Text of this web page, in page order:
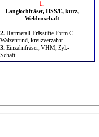
1.
Langlochfräser, HSS/E, kurz,
Weldonschaft
2. Hartmetall-Frässtifte Form C
Walzenrund, kreuzverzahnt
3. Einzahnfräser, VHM, Zyl.-
Schaft